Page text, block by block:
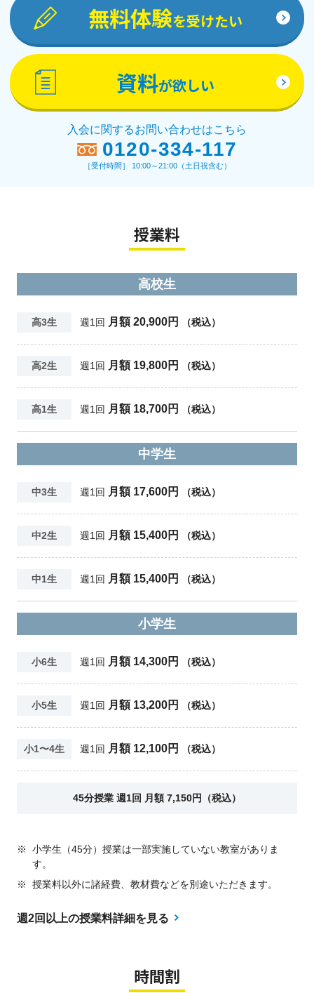
無料体験を受けたい
資料が欲しい
入会に関するお問い合わせはこちら
0120-334-117
［受付時間］ 10:00～21:00（土日祝含む）
授業料
高校生
高3生 週1回 月額 20,900円 （税込）
高2生 週1回 月額 19,800円 （税込）
高1生 週1回 月額 18,700円 （税込）
中学生
中3生 週1回 月額 17,600円 （税込）
中2生 週1回 月額 15,400円 （税込）
中1生 週1回 月額 15,400円 （税込）
小学生
小6生 週1回 月額 14,300円 （税込）
小5生 週1回 月額 13,200円 （税込）
小1〜4生 週1回 月額 12,100円 （税込）
45分授業 週1回 月額 7,150円（税込）
※
小学生（45分）授業は一部実施していない教室がありま
す。
※
授業料以外に諸経費、教材費などを別途いただきます。
週2回以上の授業料詳細を見る
時間割